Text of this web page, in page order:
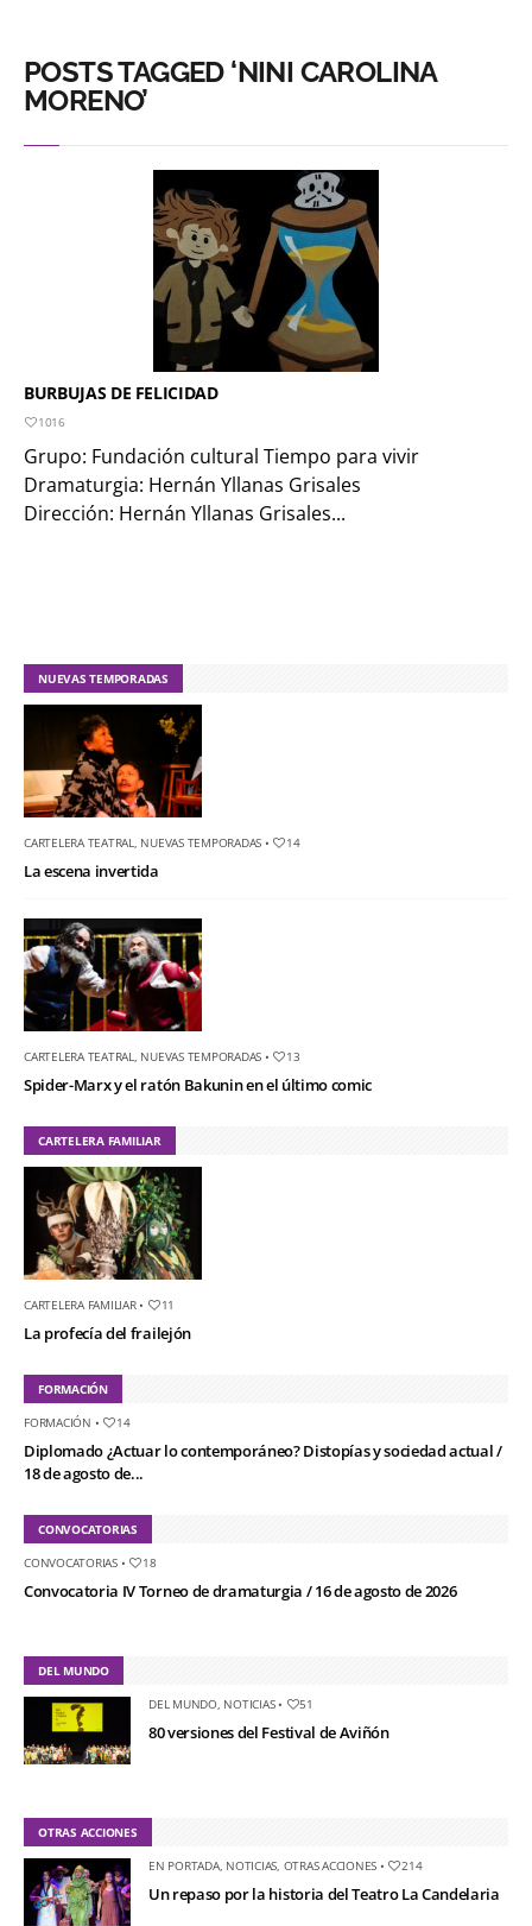
POSTS TAGGED ‘NINI CAROLINA
MORENO’
BURBUJAS DE FELICIDAD
1016
Grupo: Fundación cultural Tiempo para vivir
Dramaturgia: Hernán Yllanas Grisales
Dirección: Hernán Yllanas Grisales...
NUEVAS TEMPORADAS
CARTELERA TEATRAL NUEVAS TEMPORADAS • 14
La escena invertida
CARTELERA TEATRAL NUEVAS TEMPORADAS • 13
Spider-Marx y el ratón Bakunin en el último comic
CARTELERA FAMILIAR
CARTELERA FAMILIAR• 11
La profecía del frailejón
FORMACIÓN
FORMACIÓN • 14
Diplomado ¿Actuar lo contemporáneo? Distopías y sociedad actual /
18 de agosto de...
CONVOCATORIAS
CONVOCATORIAS• 18
Convocatoria IV Torneo de dramaturgia / 16 de agosto de 2026
DEL MUNDO
DEL MUNDO, NOTICIAS• 51
80 versiones del Festival de Aviñón
OTRAS ACCIONES
EN PORTADA, NOTICIAS OTRAS ACCIONES • 214
Un repaso por la historia del Teatro La Candelaria